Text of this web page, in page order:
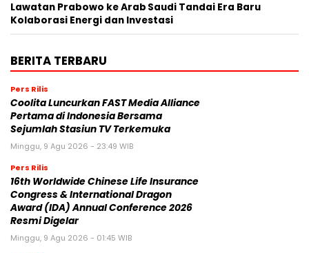
Lawatan Prabowo ke Arab Saudi Tandai Era Baru
Kolaborasi Energi dan Investasi
BERITA TERBARU
Pers Rilis
Coolita Luncurkan FAST Media Alliance
Pertama di Indonesia Bersama
Sejumlah Stasiun TV Terkemuka
Minggu, 9 Agu 2026 - 23:49 WIB
Pers Rilis
16th Worldwide Chinese Life Insurance
Congress & International Dragon
Award (IDA) Annual Conference 2026
Resmi Digelar
Minggu, 9 Agu 2026 - 01:45 WIB